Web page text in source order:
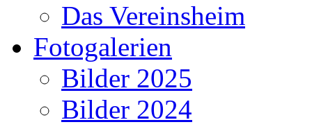
Das Vereinsheim
Fotogalerien
Bilder 2025
Bilder 2024